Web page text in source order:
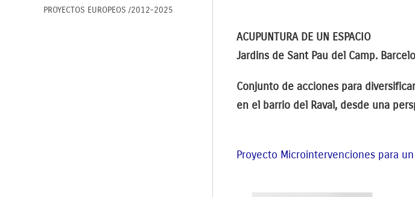
ACUPUNTURA DE UN ESPACIO
Jardins de Sant Pau del Camp.
Conjunto de acciones para
en el barrio del Raval, desde una
Proyecto Microintervenciones para
PROYECTOS EUROPEOS /2012-2025